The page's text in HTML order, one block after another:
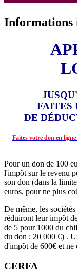
Informations
FAITES
DE
Faites votre don en
Pour un don de 100
l'impôt sur le revenu
son don (dans la
euros, pour ne plus
De même, les
réduiront leur impôt
de 5 pour 1000 du
du don : 20 000 €) .
d'impôt de 600€ et
CERFA